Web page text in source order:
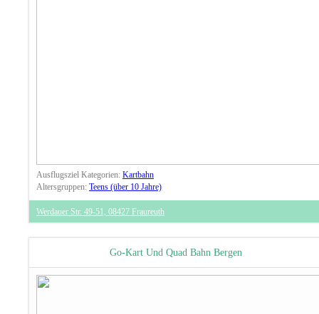
Ausflugsziel Kategorien:Kartbahn
Altersgruppen:Teens (über 10 Jahre)
Werdauer Str. 49-51, 08427 Fraureuth
Go-Kart Und Quad Bahn Bergen